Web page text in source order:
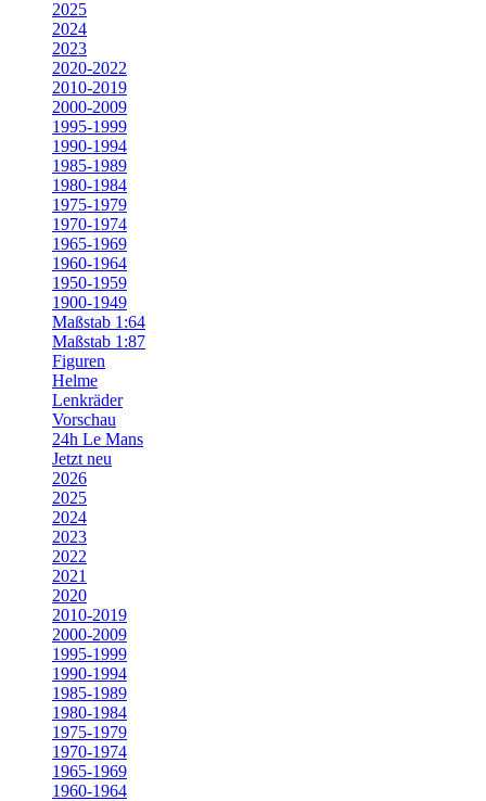
2025
2024
2023
2020-2022
2010-2019
2000-2009
1995-1999
1990-1994
1985-1989
1980-1984
1975-1979
1970-1974
1965-1969
1960-1964
1950-1959
1900-1949
Maßstab 1:64
Maßstab 1:87
Figuren
Helme
Lenkräder
Vorschau
24h Le Mans
Jetzt neu
2026
2025
2024
2023
2022
2021
2020
2010-2019
2000-2009
1995-1999
1990-1994
1985-1989
1980-1984
1975-1979
1970-1974
1965-1969
1960-1964